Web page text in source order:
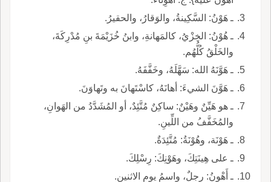
ـ هَوْنُ: السَّكِينةُ، والوَقارُ، والحقيرُ.
ـ هُوْنُ: الخِزْيُ، كالمَهانةِ، وابنُ خُزَيْمَةَ بنِ مُدْرِكَةَ،
والخَلْقُ كُلُّهُم.
ـ هَوَّنَهُ الله: سَهَّلَهُ، وخَفَّفَهُ.
ـ هَوَّنَ الشيءَ: أهانَهُ، كاسْتَهانَ به وتَهاوَنَ.
ـ هو هَيِّنٌ وهَيْنٌ: ساكِنٌ مُتَّئِدٌ، أو المُشَدَّدُ من الهَوانِ،
والمُخَفَّفُ من اللِّينِ.
ـ هَوْنَة، وهُوْنَةُ: مُتَّئِدَةٌ.
ـ على هِينَتِكَ، وهَوْنِكَ: رِسْلِكَ.
ـ أَهْونُ: رجلٌ، واسمُ يومِ الاثنينِ.